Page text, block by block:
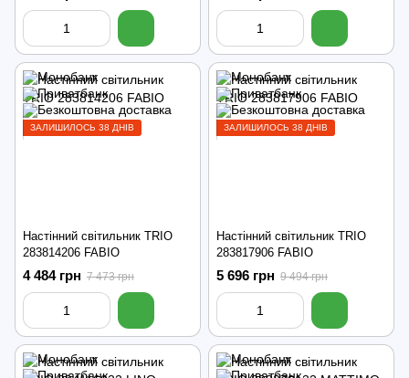
ЗАЛИШИЛОСЬ 38 ДНІВ
Настінний світильник TRIO
283814206 FABIO
4 484 грн 7 473 грн
ЗАЛИШИЛОСЬ 38 ДНІВ
Настінний світильник TRIO
283817906 FABIO
5 696 грн 9 494 грн